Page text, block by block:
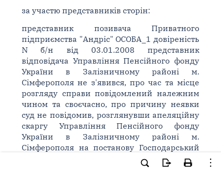
за участю представників сторін:
представник позивача Приватного
підприємства "Андріс" ОСОБА_1 довіреність
N б/н від 03.01.2008 представник
відповідача Управління Пенсійного фонду
України в Залізничному районі м.
Сімферополя не з'явився, про час та місце
розгляду справи повідомлений належним
чином та своєчасно, про причину неявки
суд не повідомив, розглянувши апеляційну
скаргу Управління Пенсійного фонду
України в Залізничному районі м.
Сімферополя на постанову Господарський
суд Автономної Республіки Крим (суддя
Воронцова Н.В.) від 14.07.2008 по справі N